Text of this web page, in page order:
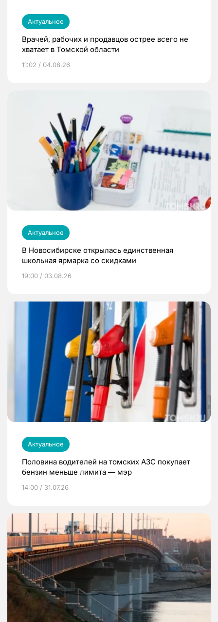
Актуальное
Врачей, рабочих и продавцов острее всего не
хватает в Томской области
11:02 / 04.08.26
Актуальное
В Новосибирске открылась единственная
школьная ярмарка со скидками
19:00 / 03.08.26
Актуальное
Половина водителей на томских АЗС покупает
бензин меньше лимита — мэр
14:00 / 31.07.26